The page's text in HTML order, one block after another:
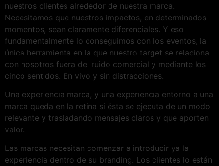
nuestros clientes alrededor de nuestra marca.
Necesitamos que nuestros impactos, en determinados
momentos, sean claramente diferenciales. Y eso
fundamentalmente lo conseguimos con los eventos, la
única herramienta en la que nuestro target se relaciona
con nosotros fuera del ruido comercial y mediante los
cinco sentidos. En vivo y sin distracciones.
Una experiencia marca, y una experiencia entorno a una
marca queda en la retina si ésta se ejecuta de un modo
relevante y trasladando mensajes claros y que aporten
valor.
Las marcas necesitan comenzar a introducir ya la
experiencia dentro de su branding. Los clientes lo están